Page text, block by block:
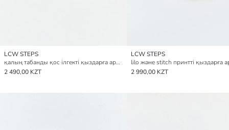
LCW STEPS
қалың табанды қос ілгекті қыздарға арналған слайдерлер
2 490,00 KZT
LCW STEPS
2 990,00 KZT